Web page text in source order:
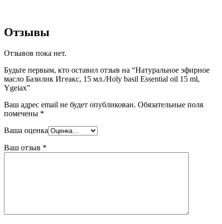
Отзывы
Отзывов пока нет.
Будьте первым, кто оставил отзыв на “Натуральное эфирное
масло Базилик Игеакс, 15 мл./Holy basil Essential oil 15 ml,
Ygeiax”
Ваш адрес email не будет опубликован. Обязательные поля
помечены *
Ваша оценка
Ваш отзыв *